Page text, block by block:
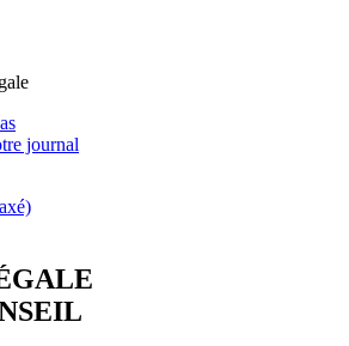
journal